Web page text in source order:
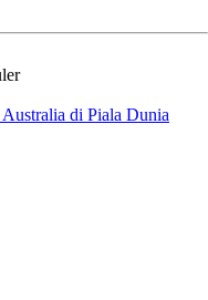
di Piala Dunia